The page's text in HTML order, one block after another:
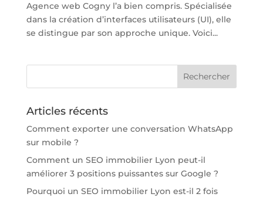
Agence web Cogny l’a bien compris. Spécialisée
dans la création d’interfaces utilisateurs (UI), elle
se distingue par son approche unique. Voici...
Articles récents
Comment exporter une conversation WhatsApp
sur mobile ?
Comment un SEO immobilier Lyon peut-il
améliorer 3 positions puissantes sur Google ?
Pourquoi un SEO immobilier Lyon est-il 2 fois